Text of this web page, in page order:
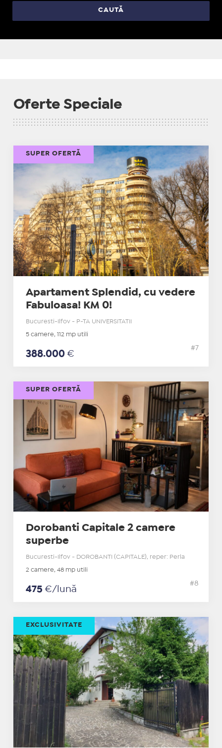
Oferte Speciale
Apartament Splendid, cu vedere
Fabuloasa! KM 0!
Bucuresti-Ilfov - P-TA UNIVERSITATII
5 camere, 112 mp utili
388.000 €
#7
SUPER OFERTĂ
Dorobanti Capitale 2 camere
superbe
Bucuresti-Ilfov - DOROBANTI (CAPITALE), reper: Perla
2 camere, 48 mp utili
475 €/lună
#8
SUPER OFERTĂ
EXCLUSIVITATE